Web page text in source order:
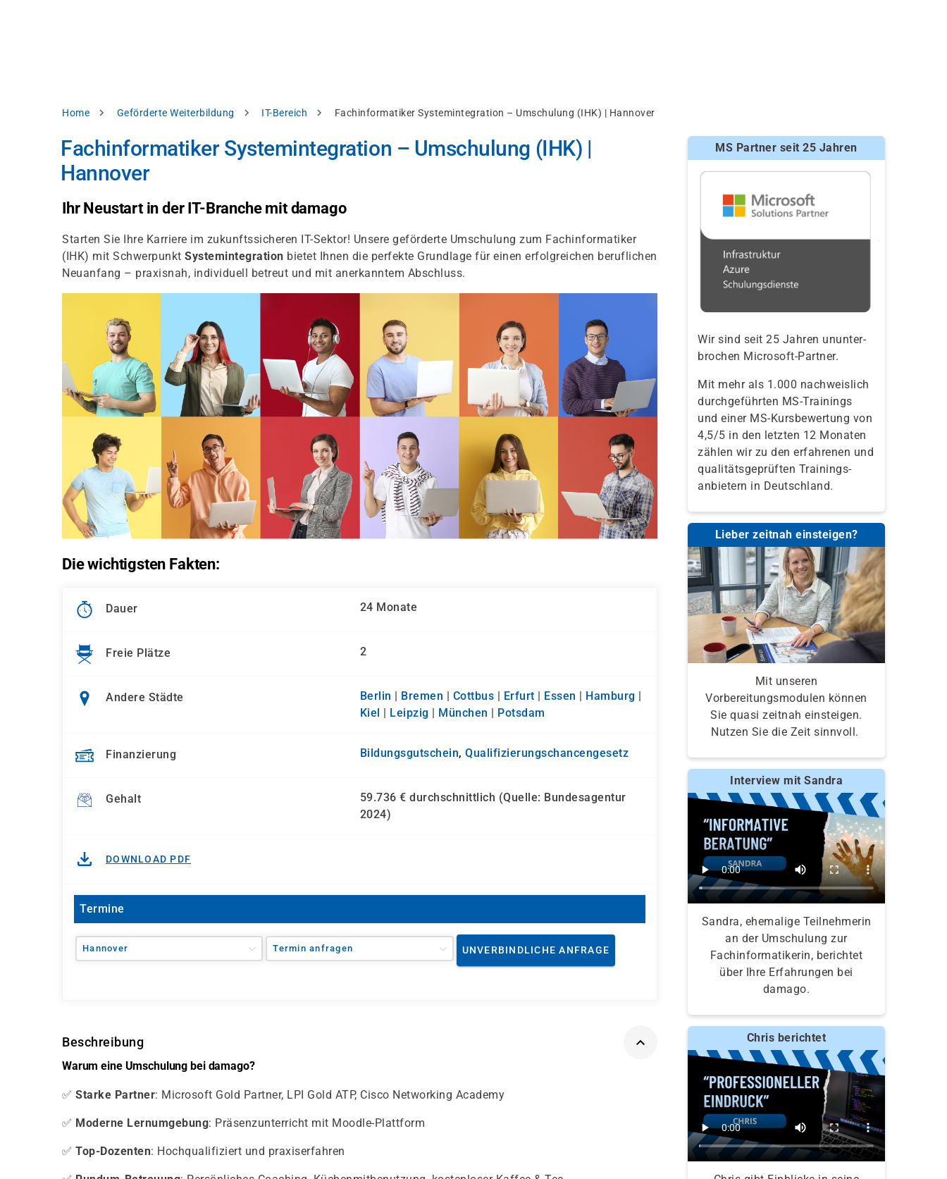
Pfadnavigation
Home Geförderte Weiterbildung IT-Bereich Fachinformatiker Systemintegration – Umschulung (IHK) | Hannover
Fachinformatiker Systemintegration – Umschulung (IHK) |
Hannover
Ihr Neustart in der IT-Branche mit damago
Starten Sie Ihre Karriere im zukunftssicheren IT-Sektor! Unsere geförderte Umschulung zum Fachinformatiker
(IHK) mit Schwerpunkt Systemintegration bietet Ihnen die perfekte Grundlage für einen erfolgreichen beruflichen
Neuanfang – praxisnah, individuell betreut und mit anerkanntem Abschluss.
Die wichtigsten Fakten:
Dauer 24 Monate
Freie Plätze 2
Andere Städte Berlin | Bremen | Cottbus | Erfurt | Essen | Hamburg |
Kiel | Leipzig | München | Potsdam
Finanzierung Bildungsgutschein, Qualifizierungs­chancen­gesetz
Gehalt
59.736 € durchschnittlich (Quelle: Bundesagentur
2024)
DOWNLOAD PDF
Termine
Hannover Termin anfragen UNVERBINDLICHE ANFRAGE
Beschreibung
Warum eine Umschulung bei damago?
✅ Starke Partner: Microsoft Gold Partner, LPI Gold ATP, Cisco Networking Academy
✅ Moderne Lernumgebung: Präsenzunterricht mit Moodle-Plattform
✅ Top-Dozenten: Hochqualifiziert und praxiserfahren
MS Partner seit 25 Jahren
Wir sind seit 25 Jahren ununter-
brochen Microsoft-Partner.
Mit mehr als 1.000 nachweislich
durchgeführten MS-Trainings
und einer MS-Kursbewertung von
4,5/5 in den letzten 12 Monaten
zählen wir zu den erfahrenen und
qualitäts­geprüften Trainings­
anbietern in Deutschland.
Lieber zeitnah einsteigen?
Mit unseren
Vorbereitungsmodulen können
Sie quasi zeitnah einsteigen.
Nutzen Sie die Zeit sinnvoll.
Interview mit Sandra
Sandra, ehemalige Teilnehmerin
an der Umschulung zur
Fachinformatikerin, berichtet
über Ihre Erfahrungen bei
damago.
Chris berichtet
Einstellungen
Datenschutzhinweis